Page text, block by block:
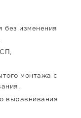
без изменения
монтажа с
выравнивания